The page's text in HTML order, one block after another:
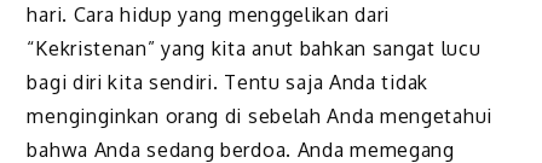
hari. Cara hidup yang menggelikan dari
“Kekristenan” yang kita anut bahkan sangat lucu
bagi diri kita sendiri. Tentu saja Anda tidak
menginginkan orang di sebelah Anda mengetahui
bahwa Anda sedang berdoa. Anda memegang